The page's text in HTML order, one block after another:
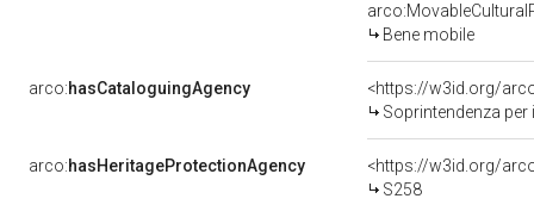
Bene mobile
arco:hasCataloguingAgency
<https://w3id.org/
Soprintendenza
arco:hasHeritageProtectionAgency
<https://w3id.org/
S258